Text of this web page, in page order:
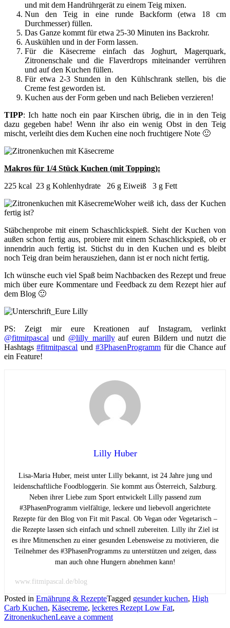
und mit dem Handrührgerät zu einem Teig mixen.
Nun den Teig in eine runde Backform (etwa 18 cm
Durchmesser) füllen.
Das Ganze kommt für etwa 25-30 Minuten ins Backrohr.
Auskühlen und in der Form lassen.
Für die Käsecreme einfach das Joghurt, Magerquark,
Zitronenschale und die Flaverdrops miteinander verrühren
und auf den Kuchen füllen.
Für etwa 2-3 Stunden in den Kühlschrank stellen, bis die
Creme fest geworden ist.
Kuchen aus der Form geben und nach Belieben verzieren!
TIPP: Ich hatte noch ein paar Kirschen übrig, die in in den Teig
dazu gegeben habe! Wenn ihr also ein wenig Obst in den Teig
mischt, verleiht dies dem Kuchen eine noch fruchtigere Note 🙂
Makros für 1/4 Stück Kuchen (mit Topping):
225 kcal 23 g Kohlenhydrate 26 g Eiweiß 3 g Fett
Woher weiß ich, dass der Kuchen
fertig ist?
Stäbchenprobe mit einem Schaschlickspieß. Sieht der Kuchen von
außen schon fertig aus, probiere mit einem Schaschlickspieß, ob er
innendrin auch fertig ist. Stichst du in den Kuchen und es bleibt
noch Teig dran beim herausziehen, dann ist er noch nicht fertig.
Ich wünsche euch viel Spaß beim Nachbacken des Rezept und freue
mich über eure Kommentare und Feedback zu dem Rezept hier auf
dem Blog 🙂
PS: Zeigt mir eure Kreationen auf Instagram, verlinkt
@fitmitpascal und @lilly_marillyauf euren Bildern und nutzt die
Hashtags#fitmitpascal und#3PhasenProgramm für die Chance auf
ein Feature!
Lilly Huber
Lisa-Maria Huber, meist unter Lilly bekannt, ist 24 Jahre jung und
leidenschaftliche Foodbloggerin. Sie kommt aus Österreich, Salzburg.
Neben ihrer Liebe zum Sport entwickelt Lilly passend zum
#3PhasenProgramm vielfältige, leckere und liebevoll angerichtete
Rezepte für den Blog von Fit mit Pascal. Ob Vegan oder Vegetarisch –
die Rezepte lassen sich einfach und schnell zubereiten. Lilly ihr Ziel ist
es ihre Mitmenschen zu einer gesunden Lebensweise zu motivieren, die
Teilnehmer des #3PhasenProgramms zu unterstützen und zeigen, dass
man auch ohne Hungern abnehmen kann!
www.fitmipascal.de/blog
Posted in Ernährung & RezepteTagged gesunder kuchen, High
Carb Kuchen, Käsecreme, leckeres Rezept Low Fat,
ZitronenkuchenLeave a comment